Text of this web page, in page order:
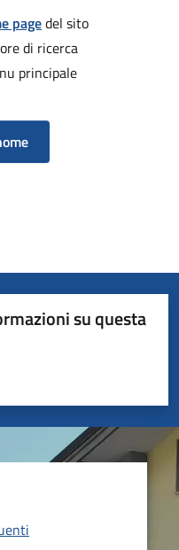
pagedel sito
di ricerca
principale
su questa
5